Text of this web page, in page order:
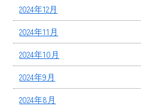
2024年12月
2024年11月
2024年10月
2024年9月
2024年8月